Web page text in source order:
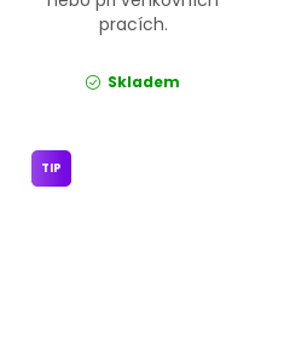
pracích.
Skladem
TIP